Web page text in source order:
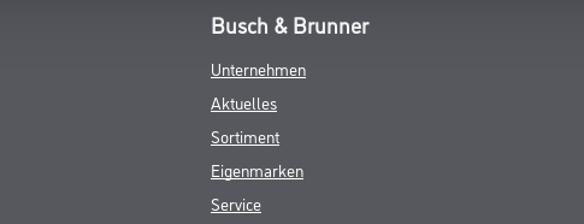
Busch & Brunner
Unternehmen
Aktuelles
Sortiment
Eigenmarken
Service